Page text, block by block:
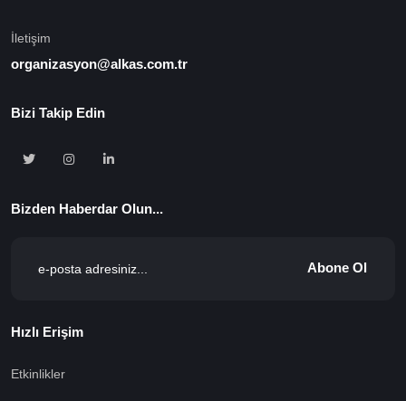
İletişim
organizasyon@alkas.com.tr
Bizi Takip Edin
Bizden Haberdar Olun...
Abone Ol
Hızlı Erişim
Etkinlikler